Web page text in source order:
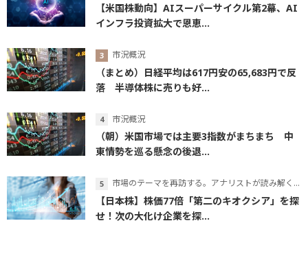
【米国株動向】AIスーパーサイクル第2幕、AI
インフラ投資拡大で恩恵...
市況概況
（まとめ）日経平均は617円安の65,683円で反
落 半導体株に売りも好...
市況概況
（朝）米国市場では主要3指数がまちまち 中
東情勢を巡る懸念の後退...
市場のテーマを再訪する。アナリストが読み解くテーマの本質
【日本株】株価77倍「第二のキオクシア」を探
せ！次の大化け企業を探...